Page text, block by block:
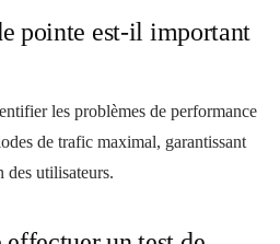
pointe est-il important
les problèmes de performance
de trafic maximal, garantissant
des utilisateurs.